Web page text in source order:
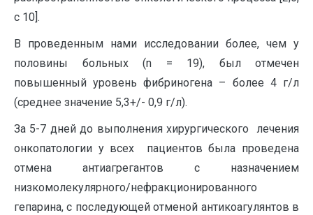
с 10].
В проведенным нами исследовании более, чем у
половины больных (n = 19), был отмечен
повышенный уровень фибриногена – более 4 г/л
(среднее значение 5,3+/- 0,9 г/л).
За 5-7 дней до выполнения хирургического лечения
онкопатологии у всех пациентов была проведена
отмена антиагрегантов с назначением
низкомолекулярного/нефракционированного
гепарина, с последующей отменой антикоагулянтов в